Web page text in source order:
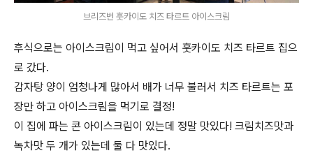
브리즈번 훗카이도 치즈 타르트 아이스크림
후식으로는 아이스크림이 먹고 싶어서 훗카이도 치즈 타르트 집으
로 갔다.
감자탕 양이 엄청나게 많아서 배가 너무 불러서 치즈 타르트는 포
장만 하고 아이스크림을 먹기로 결정!
이 집에 파는 콘 아이스크림이 있는데 정말 맛있다! 크림치즈맛과
녹차맛 두 개가 있는데 둘 다 맛있다.